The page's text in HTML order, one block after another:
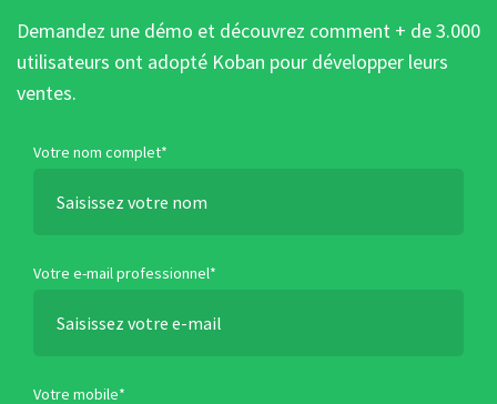
Demandez une démo et découvrez comment + de 3.000
utilisateurs ont adopté Koban pour développer leurs
ventes.
Votre nom complet*
Votre e-mail professionnel*
Votre mobile*